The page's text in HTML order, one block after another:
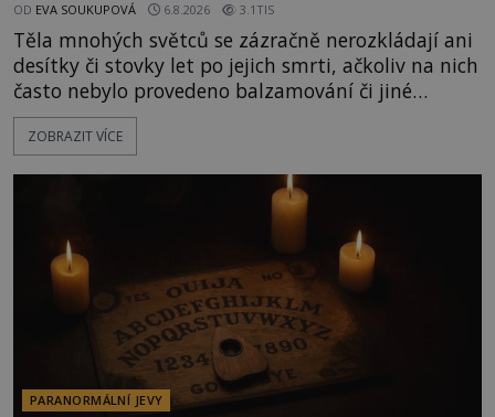
OD EVA SOUKUPOVÁ 6.8.2026 3.1TIS
Těla mnohých světců se zázračně nerozkládají ani
desítky či stovky let po jejich smrti, ačkoliv na nich
často nebylo provedeno balzamování či jiné
pokusy o konzervaci. Neporušené ostatky bývají
považovány za důkaz svatosti zemřelých. Jaké
ZOBRAZIT VÍCE
PARANORMÁLNÍ JEVY